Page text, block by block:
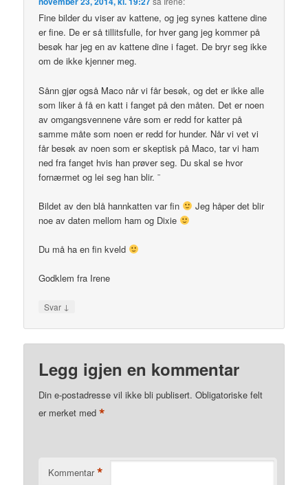
Fine bilder du viser av kattene, og jeg synes kattene dine
er fine. De er så tillitsfulle, for hver gang jeg kommer på
besøk har jeg en av kattene dine i faget. De bryr seg ikke
om de ikke kjenner meg.
Sånn gjør også Maco når vi får besøk, og det er ikke alle
som liker å få en katt i fanget på den måten. Det er noen
av omgangsvennene våre som er redd for katter på
samme måte som noen er redd for hunder. Når vi vet vi
får besøk av noen som er skeptisk på Maco, tar vi ham
ned fra fanget hvis han prøver seg. Du skal se hvor
fornærmet og lei seg han blir. ¨
Bildet av den blå hannkatten var fin
Jeg håper det blir
noe av daten mellom ham og Dixie
Du må ha en fin kveld
Godklem fra Irene
Svar ↓
Legg igjen en kommentar
Din e-postadresse vil ikke bli publisert. Obligatoriske felt
er merket med*
Kommentar *